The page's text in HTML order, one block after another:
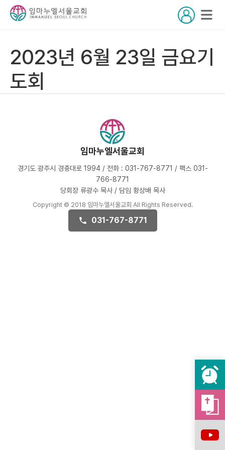
2023년 6월 23일 금요기
도회
임마누엘서울교회
경기도 광주시 경충대로 1994 / 전화 : 031-767-8771 / 팩스 031-
766-8771
당회장 류광수 목사 / 담임 황상배 목사
Copyright © 2018 임마누엘서울교회 All Rights Reserved.
031-767-8771